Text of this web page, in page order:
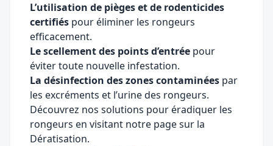
L’utilisation de pièges et de rodenticides
certifiés pour éliminer les rongeurs
efficacement.
Le scellement des points d’entrée pour
éviter toute nouvelle infestation.
La désinfection des zones contaminées par
les excréments et l’urine des rongeurs.
Découvrez nos solutions pour éradiquer les
rongeurs en visitant notre page sur la
Dératisation.